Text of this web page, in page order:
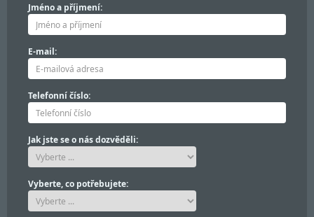
Jméno a příjmení:
E-mail:
Telefonní číslo:
Jak jste se o nás dozvěděli:
Vyberte, co potřebujete: